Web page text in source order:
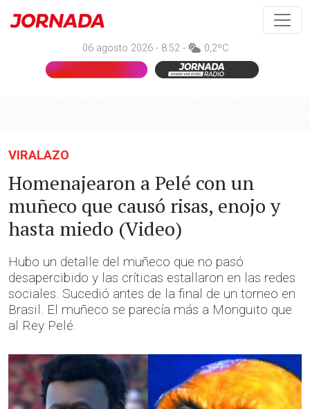
06 agosto 2026 - 8:52 - 0,2ºC
VIRALAZO
Homenajearon a Pelé con un
muñeco que causó risas, enojo y
hasta miedo (Video)
Hubo un detalle del muñeco que no pasó
desapercibido y las críticas estallaron en las redes
sociales. Sucedió antes de la final de un torneo en
Brasil. El muñeco se parecía más a Monguito que
al Rey Pelé.